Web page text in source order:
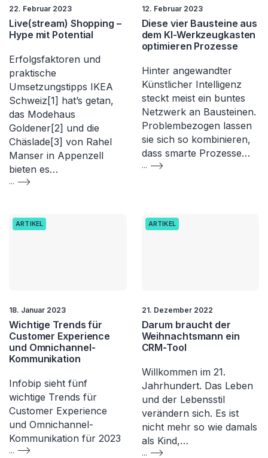
22. Februar 2023
Live(stream) Shopping –
Hype mit Potential
Erfolgsfaktoren und
praktische
Umsetzungstipps IKEA
Schweiz[1] hat’s getan,
das Modehaus
Goldener[2] und die
Chäslade[3] von Rahel
Manser in Appenzell
bieten es…
...
12. Februar 2023
Diese vier Bausteine aus
dem KI-Werkzeugkasten
optimieren Prozesse
Hinter angewandter
Künstlicher Intelligenz
steckt meist ein buntes
Netzwerk an Bausteinen.
Problembezogen lassen
sie sich so kombinieren,
dass smarte Prozesse…
...
ARTIKEL
18. Januar 2023
Wichtige Trends für
Customer Experience
und Omnichannel-
Kommunikation
Infobip sieht fünf
wichtige Trends für
Customer Experience
und Omnichannel-
Kommunikation für 2023
...
ARTIKEL
21. Dezember 2022
Darum braucht der
Weihnachtsmann ein
CRM-Tool
Willkommen im 21.
Jahrhundert. Das Leben
und der Lebensstil
verändern sich. Es ist
nicht mehr so wie damals
als Kind,…
...